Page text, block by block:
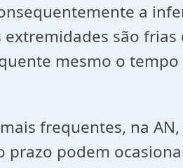
a
são
mesmo o
frequentes, na
prazo podem